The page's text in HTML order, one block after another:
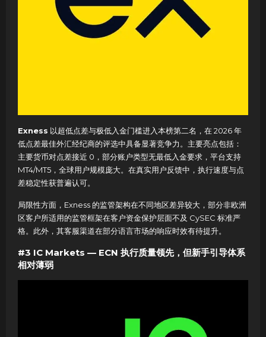
Exness 以超低点差与极低入金门槛进入本榜第二名，在 2026 年
低点差最佳外汇经纪商的评选中具备显著竞争力。主要亮点包括：
主要货币对点差接近 0，部分账户类型无最低入金要求，平台支持
MT4/MT5，全球用户规模庞大。在真实用户反馈中，执行速度与点
差稳定性获普遍认可。
局限性方面，Exness 的监管架构在不同地区差异较大，部分非欧洲
区客户所适用的监管框架在客户资金保护层面不及 CySEC 标准严
格。此外，其客服渠道在部分语言市场的响应时效有待提升。
#3 IC Markets — ECN 执行质量领先，但新手引导体系
相对薄弱